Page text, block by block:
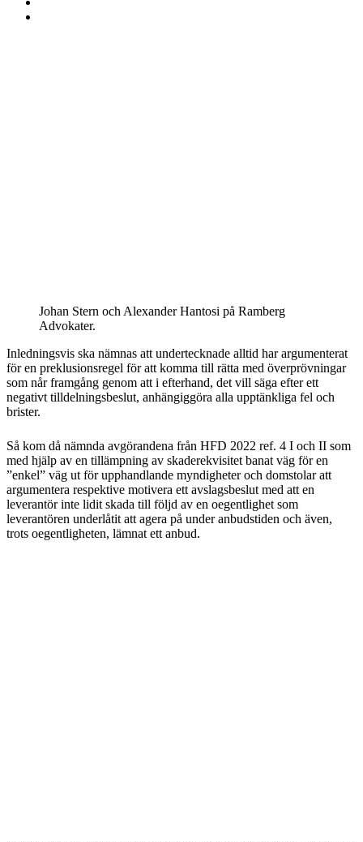
Johan Stern och Alexander Hantosi på Ramberg
Advokater.
Inledningsvis ska nämnas att undertecknade alltid har argumenterat
för en preklusionsregel för att komma till rätta med överprövningar
som når framgång genom att i efterhand, det vill säga efter ett
negativt tilldelningsbeslut, anhängiggöra alla upptänkliga fel och
brister.
Så kom då nämnda avgörandena från HFD 2022 ref. 4 I och II som
med hjälp av en tillämpning av skaderekvisitet banat väg för en
”enkel” väg ut för upphandlande myndigheter och domstolar att
argumentera respektive motivera ett avslagsbeslut med att en
leverantör inte lidit skada till följd av en oegentlighet som
leverantören underlåtit att agera på under anbudstiden och även,
trots oegentligheten, lämnat ett anbud.